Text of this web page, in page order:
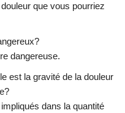
que vous pourriez
dangereuse.
est la gravité de la douleur
dans la quantité